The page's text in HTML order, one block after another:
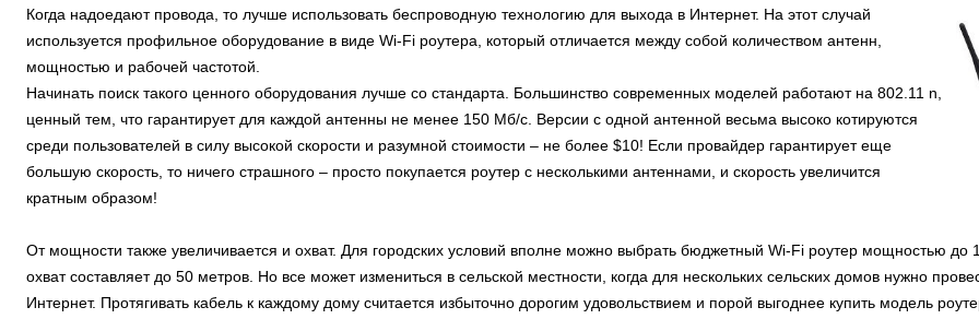
Когда надоедают провода, то лучше использовать беспроводную технологию для выхода в Интернет. На этот случай
используется профильное оборудование в виде Wi-Fi роутера, который отличается между собой количеством антенн,
мощностью и рабочей частотой.
Начинать поиск такого ценного оборудования лучше со стандарта. Большинство современных моделей работают на 802.11 n,
ценный тем, что гарантирует для каждой антенны не менее 150 Мб/с. Версии с одной антенной весьма высоко котируются
среди пользователей в силу высокой скорости и разумной стоимости – не более $10! Если провайдер гарантирует еще
большую скорость, то ничего страшного – просто покупается роутер с несколькими антеннами, и скорость увеличится
кратным образом!
От мощности также увеличивается и охват. Для городских условий вполне можно выбрать бюджетный Wi-Fi роутер мощностью до
охват составляет до 50 метров. Но все может измениться в сельской местности, когда для нескольких сельских домов нужно
Интернет. Протягивать кабель к каждому дому считается избыточно дорогим удовольствием и порой выгоднее купить модель